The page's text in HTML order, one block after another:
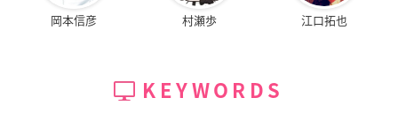
岡本信彦 村瀬歩 江口拓也
KEYWORDS